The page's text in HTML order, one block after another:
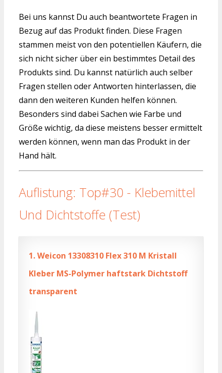
Bei uns kannst Du auch beantwortete Fragen in
Bezug auf das Produkt finden. Diese Fragen
stammen meist von den potentiellen Käufern, die
sich nicht sicher über ein bestimmtes Detail des
Produkts sind. Du kannst natürlich auch selber
Fragen stellen oder Antworten hinterlassen, die
dann den weiteren Kunden helfen können.
Besonders sind dabei Sachen wie Farbe und
Größe wichtig, da diese meistens besser ermittelt
werden können, wenn man das Produkt in der
Hand hält.
Auflistung: Top#30 - Klebemittel
Und Dichtstoffe (Test)
1.Weicon 13308310 Flex 310 M Kristall
Kleber MS-Polymer haftstark Dichtstoff
transparent